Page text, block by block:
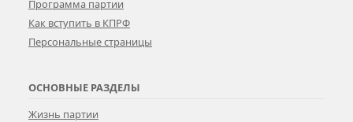
Программа партии
Как вступить в КПРФ
Персональные страницы
ОСНОВНЫЕ РАЗДЕЛЫ
Жизнь партии